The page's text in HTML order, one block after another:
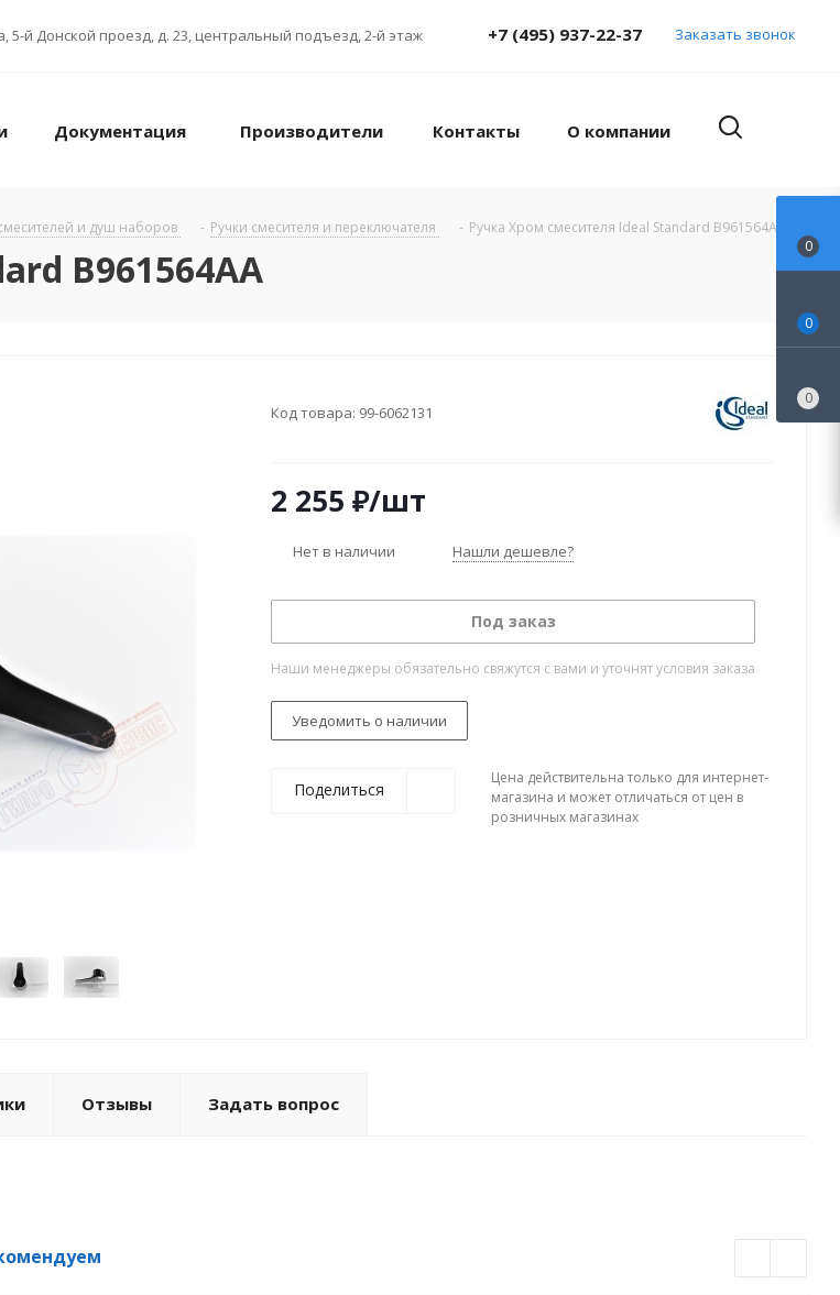
,5-й Донской проезд, д. 23, центральный подъезд, 2-й этаж +7 (495) 937-22-37 Заказать звонок
Документация Производители Контакты О компании
и душ наборов - Ручки смесителя и переключателя - Ручка Хром смесителя Ideal Standard B961564AA
B961564AA
Код товара: 99-6062131
2 255 ₽/шт
Нет в наличии Нашли дешевле?
Под заказ
Наши менеджеры обязательно свяжутся с вами и уточнят условия заказа
Уведомить о наличии
Поделиться
Цена действительна только для интернет-
магазина и может отличаться от цен в
розничных магазинах
Отзывы Задать вопрос
0
0
0